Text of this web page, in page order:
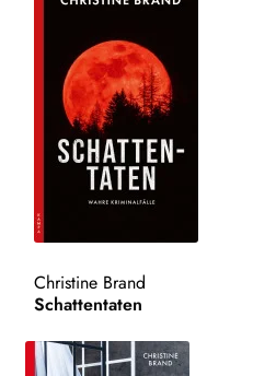
Christine Brand
Schattentaten